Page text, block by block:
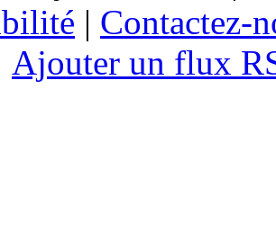
| Contactez-
Ajouter un flux